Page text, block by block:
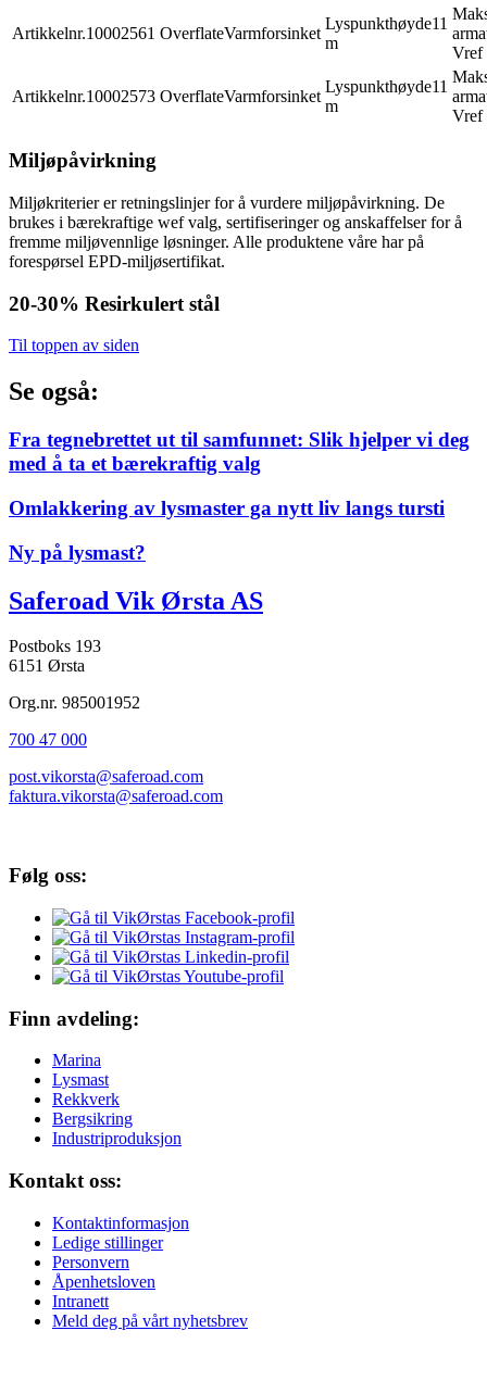
Artikkelnr.10002561 OverflateVarmforsinket
Lyspunkthøyde11
m
Vref
Artikkelnr.10002573 OverflateVarmforsinket
Lyspunkthøyde11
m
Vref
Miljøpåvirkning
Miljøkriterier er retningslinjer for å vurdere miljøpåvirkning. De
brukes i bærekraftige wef valg, sertifiseringer og anskaffelser for å
fremme miljøvennlige løsninger. Alle produktene våre har på
forespørsel EPD-miljøsertifikat.
20-30% Resirkulert stål
Til toppen av siden
Se også:
Fra tegnebrettet ut til samfunnet: Slik hjelper vi deg
med å ta et bærekraftig valg
Omlakkering av lysmaster ga nytt liv langs tursti
Ny på lysmast?
Saferoad Vik Ørsta AS
Postboks 193
6151 Ørsta
Org.nr. 985001952
700 47 000
post.vikorsta@saferoad.com
faktura.vikorsta@saferoad.com
Følg oss:
Finn avdeling:
Marina
Lysmast
Rekkverk
Bergsikring
Industriproduksjon
Kontakt oss:
Kontaktinformasjon
Ledige stillinger
Personvern
Åpenhetsloven
Intranett
Meld deg på vårt nyhetsbrev